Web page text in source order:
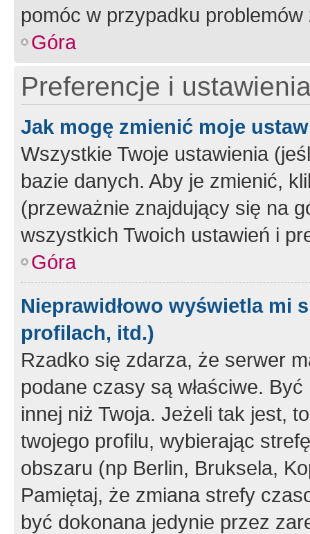
pomóc w przypadku
Góra
Preferencje i
Jak mogę zmienić moje
Wszystkie Twoje ustawienia
bazie danych. Aby je zmienić,
(przeważnie znajdujący się na
wszystkich Twoich ustawień i
Góra
Nieprawidłowo wyświetla mi
profilach, itd.)
Rzadko się zdarza, że serwer
podane czasy są właściwe.
innej niż Twoja. Jeżeli tak jest,
twojego profilu, wybierając
obszaru (np Berlin, Bruksela,
Pamiętaj, że zmiana strefy
być dokonana jedynie przez